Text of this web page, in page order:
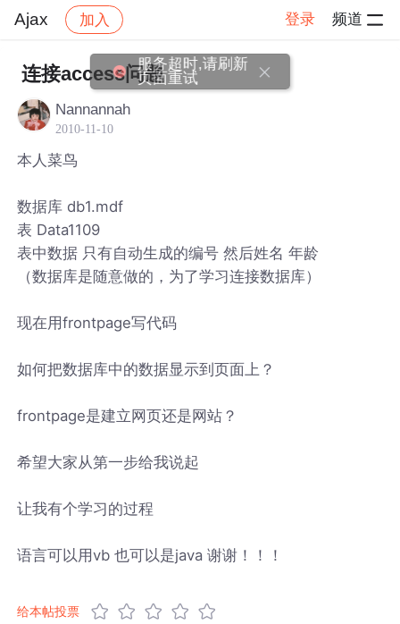
Ajax 加入 登录 频道
社区 帖子详情
连接access问题
Nannannah
2010-11-10
本人菜鸟
数据库 db1.mdf
表 Data1109
表中数据 只有自动生成的编号 然后姓名 年龄
（数据库是随意做的，为了学习连接数据库）
现在用frontpage写代码
如何把数据库中的数据显示到页面上？
frontpage是建立网页还是网站？
希望大家从第一步给我说起
让我有个学习的过程
语言可以用vb 也可以是java 谢谢！！！
给本帖投票
服务超时,请刷新
页面重试